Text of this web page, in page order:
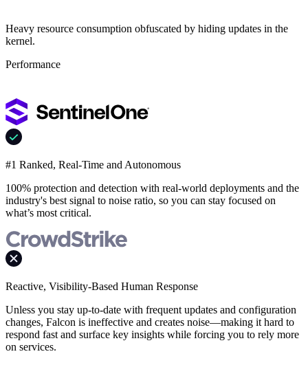
Heavy resource consumption obfuscated by hiding updates in the
kernel.
Performance
#1 Ranked, Real-Time and Autonomous
100% protection and detection with real-world deployments and the
industry's best signal to noise ratio, so you can stay focused on
what’s most critical.
Reactive, Visibility-Based Human Response
Unless you stay up-to-date with frequent updates and configuration
changes, Falcon is ineffective and creates noise—making it hard to
respond fast and surface key insights while forcing you to rely more
on services.